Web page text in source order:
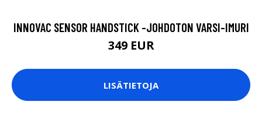
INNOVAC SENSOR HANDSTICK -JOHDOTON VARSI-IMURI
349 EUR
LISÄTIETOJA